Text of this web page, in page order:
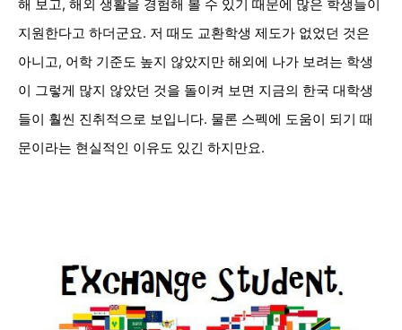
해 보고, 해외 생활을 경험해 볼 수 있기 때문에 많은 학생들이
지원한다고 하더군요. 저 때도 교환학생 제도가 없었던 것은
아니고, 어학 기준도 높지 않았지만 해외에 나가 보려는 학생
이 그렇게 많지 않았던 것을 돌이켜 보면 지금의 한국 대학생
들이 훨씬 진취적으로 보입니다. 물론 스펙에 도움이 되기 때
문이라는 현실적인 이유도 있긴 하지만요.